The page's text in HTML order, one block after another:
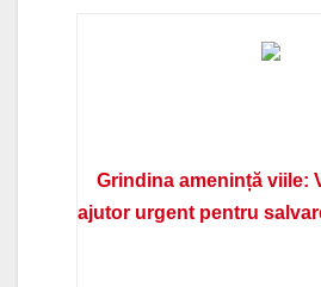
Grindina amenință viile:
ajutor urgent pentru